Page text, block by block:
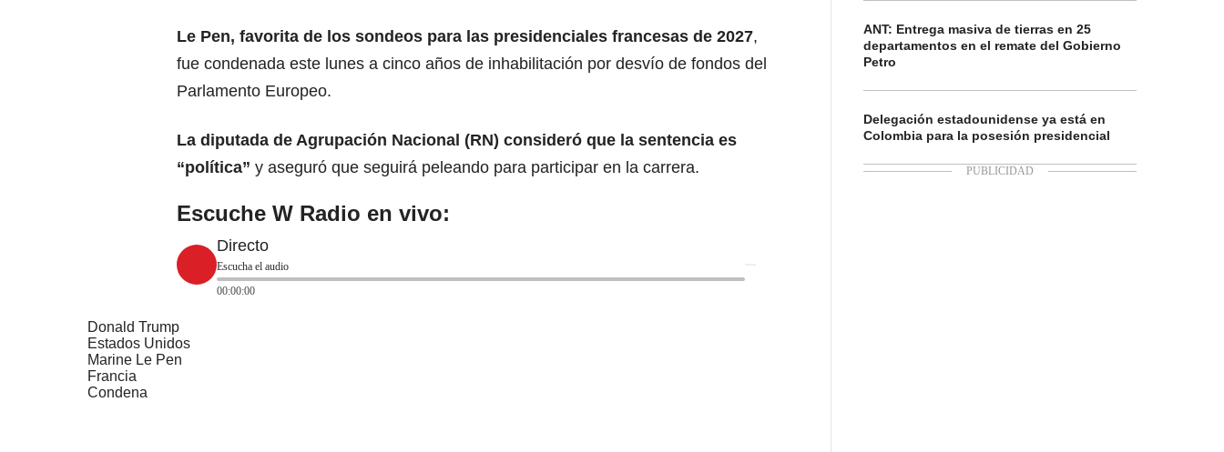
Le Pen, favorita de los sondeos para las presidenciales francesas de 2027,
fue condenada este lunes a cinco años de inhabilitación por desvío de fondos del
Parlamento Europeo.
La diputada de Agrupación Nacional (RN) consideró que la sentencia es
“política” y aseguró que seguirá peleando para participar en la carrera.
Escuche W Radio en vivo:
Directo
Escucha el audio
00:00:00
Donald Trump
Estados Unidos
Marine Le Pen
Francia
Condena
ANT: Entrega masiva de tierras en 25
departamentos en el remate del Gobierno
Petro
Delegación estadounidense ya está en
Colombia para la posesión presidencial